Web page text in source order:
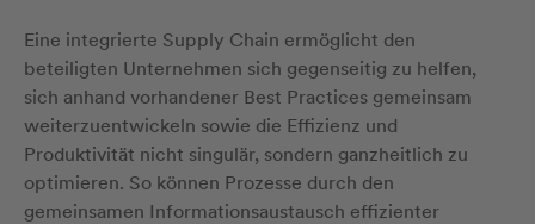
Eine integrierte Supply Chain ermöglicht den
beteiligten Unternehmen sich gegenseitig zu helfen,
sich anhand vorhandener Best Practices gemeinsam
weiterzuentwickeln sowie die Effizienz und
Produktivität nicht singulär, sondern ganzheitlich zu
optimieren. So können Prozesse durch den
gemeinsamen Informationsaustausch effizienter